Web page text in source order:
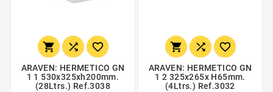
  
ARAVEN: HERMETICO GN
1 1 530x325xh200mm.
(28Ltrs.) Ref.3038
  
ARAVEN: HERMETICO GN
1 2 325x265x H65mm.
(4Ltrs.) Ref.3032